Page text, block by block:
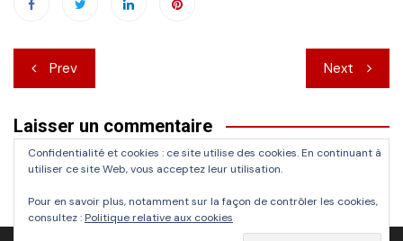
Navigation
de
l’article
Prev Next
Laisser un commentaire
Vous devezvous connecterpour publier un commentaire.
Confidentialité et cookies : ce site utilise des cookies. En continuant à
utiliser ce site Web, vous acceptez leur utilisation.
Pour en savoir plus, notamment sur la façon de contrôler les cookies,
consultez : Politique relative aux cookies